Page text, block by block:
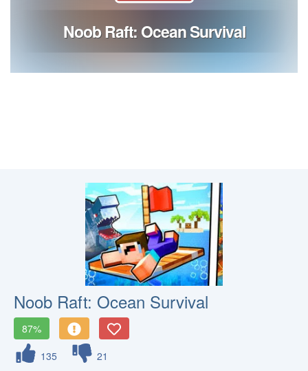
Noob Raft: Ocean Survival
87%
135
21